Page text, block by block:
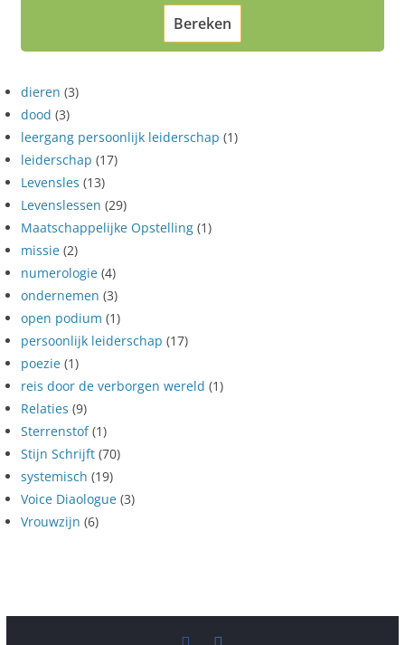
dieren (3)
dood (3)
leergang persoonlijk leiderschap (1)
leiderschap (17)
Levensles (13)
Levenslessen (29)
Maatschappelijke Opstelling(1)
missie(2)
numerologie(4)
ondernemen (3)
open podium (1)
persoonlijk leiderschap (17)
poezie(1)
reis door de verborgen wereld (1)
Relaties (9)
Sterrenstof(1)
Stijn Schrijft(70)
systemisch (19)
Voice Diaologue(3)
Vrouwzijn (6)